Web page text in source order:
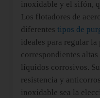
inoxidable y el sifón,
Los flotadores de
diferentes tipos de
ideales para regular la
correspondientes
líquidos corrosivos.
resistencia y
inoxidable sea la